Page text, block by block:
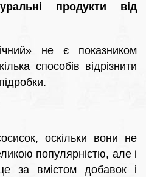
продукти від
не є показником
способів відрізнити
оскільки вони не
популярністю, але і
за вмістом добавок і